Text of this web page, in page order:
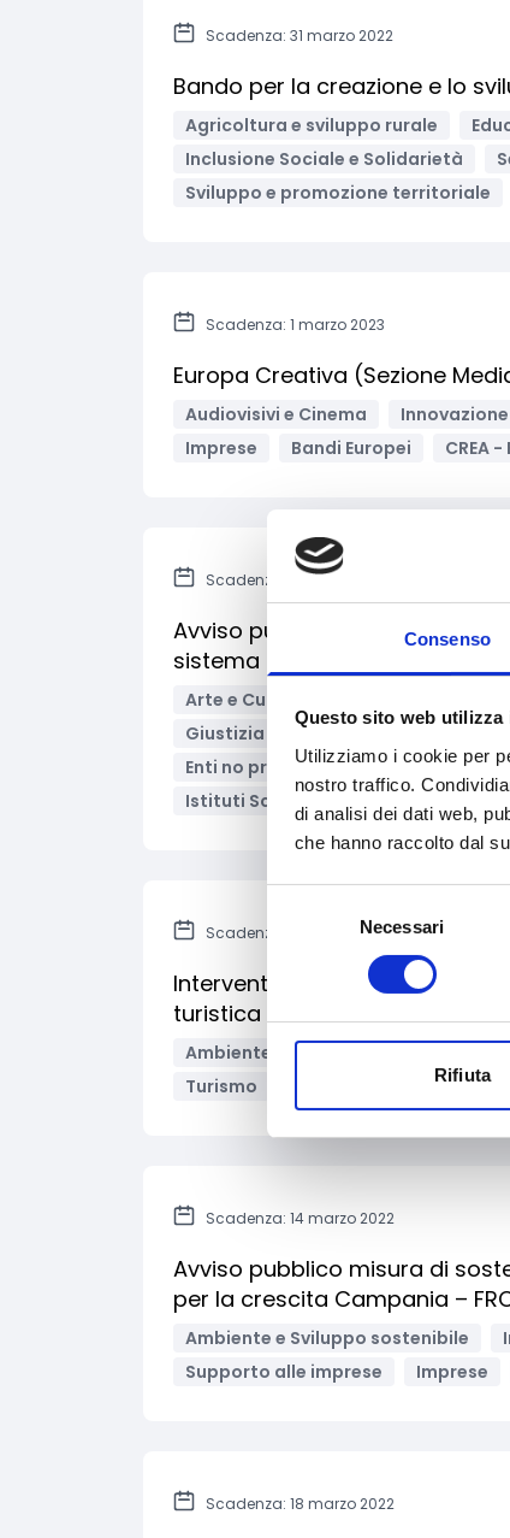
Consenso
Questo sito web utilizza
Utilizziamo i cookie per
nostro traffico.
di analisi dei dati web,
che hanno raccolto dal
del
Necessari
Rifiuta
Scadenza: 31 marzo 2022
Bando per la creazione e lo
Agricoltura e sviluppo rurale
Inclusione Sociale e Solidarietà
Sviluppo e promozione territoriale
Scadenza: 1 marzo 2023
Europa Creativa (Sezione
Audiovisivi e Cinema
Imprese
Bandi Europei CREA
Scadenza: 8 marzo 2022
Avviso pubblico per la
sistema scolastico e del
Arte e Cultura
Giustizia e sicurezza
Enti no profit / Enti del Terzo Settore
Istituti Scolastici
Organismi di
Scadenza: 22 marzo 2022
Interventi per il miglioramento
turistica della ciclovia dei
Ambiente e Sviluppo sostenibile
Turismo
Persone
Scadenza: 14 marzo 2022
Avviso pubblico misura di
per la crescita Campania –
Ambiente e Sviluppo sostenibile
Supporto alle imprese
Imprese
Scadenza: 18 marzo 2022